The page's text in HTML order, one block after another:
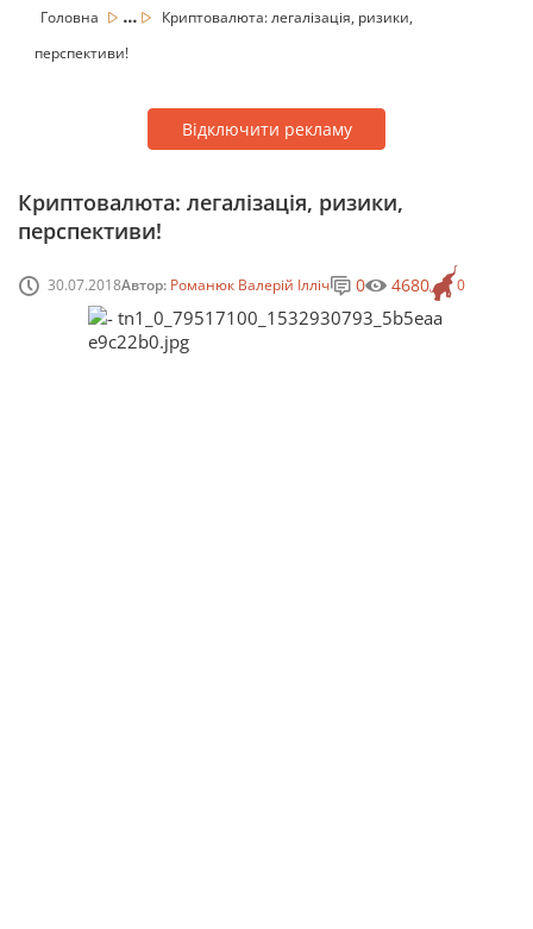
Головна ...
Криптовалюта: легалізація, ризики,
перспективи!
Відключити рекламу
Криптовалюта: легалізація, ризики,
перспективи!
30.07.2018Автор: Романюк Валерій Ілліч 0
0 4680